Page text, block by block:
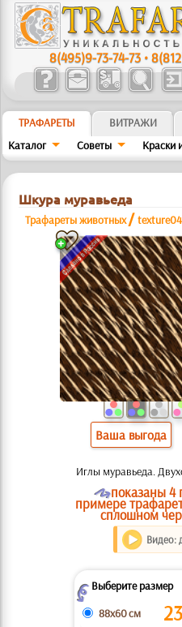
8(495)9-73-74-73 •
ТРАФАРЕТЫ ВИТРАЖИ
Каталог
Советы Краски
Шкура муравьеда
Трафареты животных /texture04
Ваша выгода
Иглы муравьеда.
Oпоказаны 4
примере
сплошном
Видео:
ZВыберите размер
88x60 см